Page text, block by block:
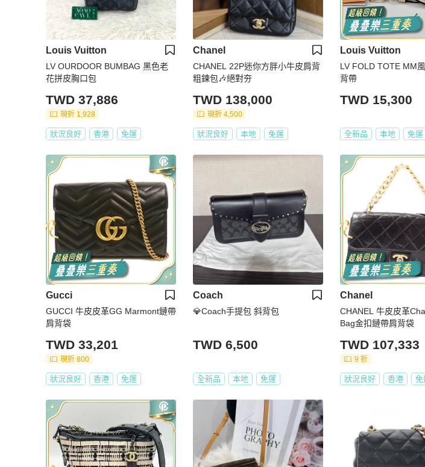
Louis Vuitton
LV OURDOOR BUMBAG 黑色老
花拼皮胸口包
TWD 37,886
現折 1,928
狀況良好 香港 免運
Chanel
CHANEL 22P迷你方胖小牛皮肩背
粗鍊包🎶絕對夯
TWD 138,000
現折 4,500
狀況良好 本地 免運
Louis Vuitton
LV FOLD TOTE MM
背帶
TWD 15,300
全新品 本地 免運
Gucci
GUCCI 牛皮皮革GG Marmont鏈帶
肩背袋
TWD 33,201
現折 800
狀況良好 香港 免運
Coach
💎Coach手提包 斜背包
TWD 6,500
全新品 本地 免運
Chanel
CHANEL 牛皮皮革
Bag金扣鏈帶肩背袋
TWD 107,333
9 折
狀況良好 香港 免